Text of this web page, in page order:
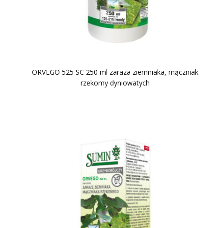
ORVEGO 525 SC 250 ml zaraza ziemniaka, mączniak
rzekomy dyniowatych